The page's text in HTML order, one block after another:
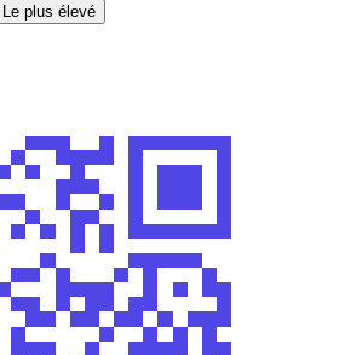
Le plus élevé